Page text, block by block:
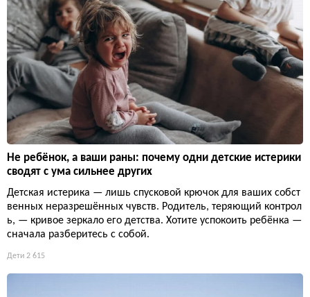
Не ребёнок, а ваши раны: почему одни детские истерики
сводят с ума сильнее других
Детская истерика — лишь спусковой крючок для ваших собст
венных неразрешённых чувств. Родитель, теряющий контрол
ь, — кривое зеркало его детства. Хотите успокоить ребёнка —
сначала разберитесь с собой.
Дети 2 615